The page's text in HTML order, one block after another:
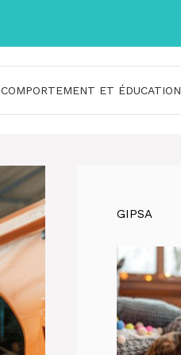
COMPORTEMENT ET ÉDUCATION
GIPSA